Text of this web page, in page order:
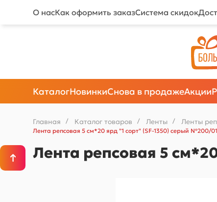
О насКак оформить заказСистема скидок
КаталогНовинкиСнова в продажеАкции
Главная / Каталог товаров / Ленты / Ленты
Лента репсовая 5 см*20 ярд "1 сорт" (SF-1350) серый №200/
Лента репсовая 5